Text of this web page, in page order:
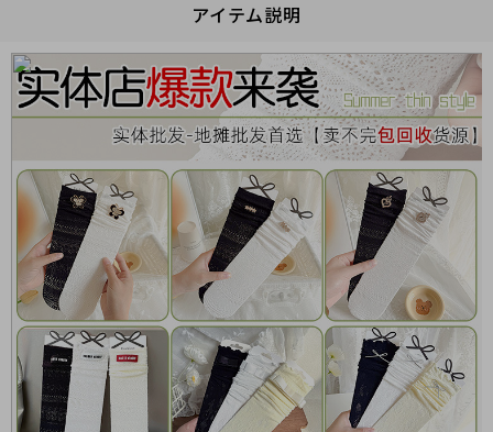
アイテム説明